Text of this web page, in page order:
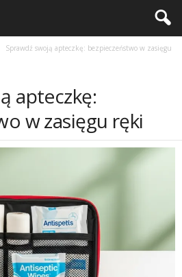
Sprawdź swoją apteczkę: bezpieczeństwo w zasięgu
apteczkę:
w zasięgu ręki